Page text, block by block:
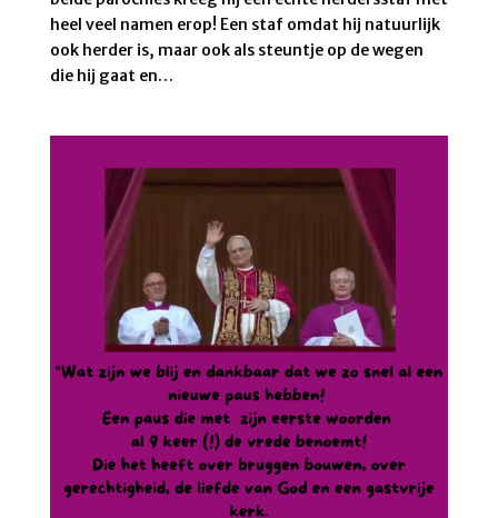
heel veel namen erop! Een staf omdat hij natuurlijk
ook herder is, maar ook als steuntje op de wegen
die hij gaat en…